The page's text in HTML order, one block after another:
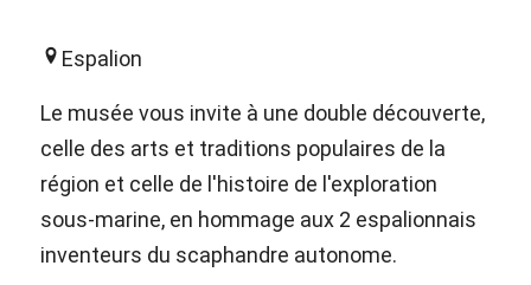
Espalion
Le musée vous invite à une double découverte,
celle des arts et traditions populaires de la
région et celle de l'histoire de l'exploration
sous-marine, en hommage aux 2 espalionnais
inventeurs du scaphandre autonome.